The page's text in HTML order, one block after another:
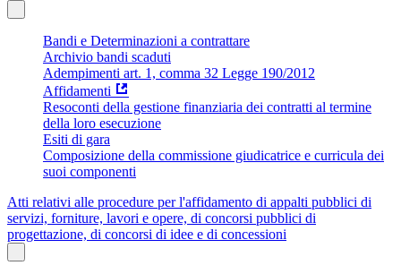
Bandi e Determinazioni a contrattare
Archivio bandi scaduti
Adempimenti art. 1, comma 32 Legge 190/2012
Affidamenti
Resoconti della gestione finanziaria dei contratti al termine
della loro esecuzione
Esiti di gara
Composizione della commissione giudicatrice e curricula dei
suoi componenti
Atti relativi alle procedure per l'affidamento di appalti pubblici di
servizi, forniture, lavori e opere, di concorsi pubblici di
progettazione, di concorsi di idee e di concessioni